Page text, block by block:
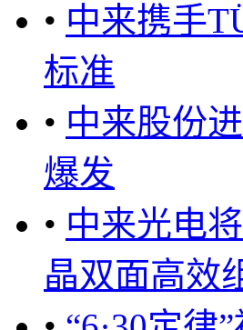
• 中来携手
标准
• 中来股份
爆发
• 中来光电
晶双面高效